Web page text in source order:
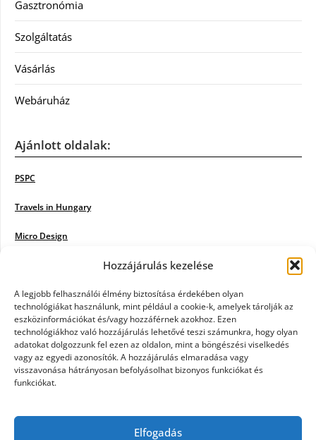
Hozzájárulás kezelése
A legjobb felhasználói élmény biztosítása érdekében olyan
technológiákat használunk, mint például a cookie-k, amelyek tárolják az
eszközinformációkat és/vagy hozzáférnek azokhoz. Ezen
technológiákhoz való hozzájárulás lehetővé teszi számunkra, hogy olyan
adatokat dolgozzunk fel ezen az oldalon, mint a böngészési viselkedés
vagy az egyedi azonosítók. A hozzájárulás elmaradása vagy
visszavonása hátrányosan befolyásolhat bizonyos funkciókat és
funkciókat.
Elfogadás
Gasztronómia
Szolgáltatás
Vásárlás
Webáruház
Ajánlott oldalak:
PSPC
Travels in Hungary
Micro Design
Poiwiki
Öntözőrendszer
Jazz Steps
Unicorn Multipro